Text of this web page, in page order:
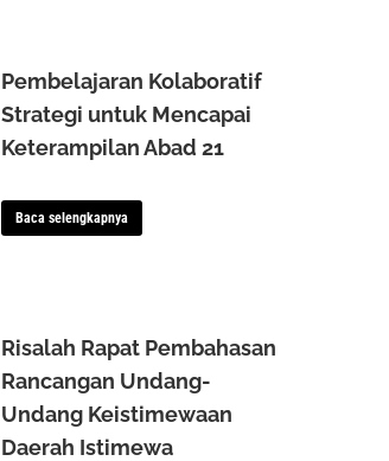
Pembelajaran Kolaboratif
Strategi untuk Mencapai
Keterampilan Abad 21
Baca selengkapnya
Risalah Rapat Pembahasan
Rancangan Undang-
Undang Keistimewaan
Daerah Istimewa